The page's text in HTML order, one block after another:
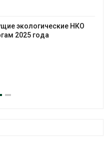
экологические НКО
2025 года